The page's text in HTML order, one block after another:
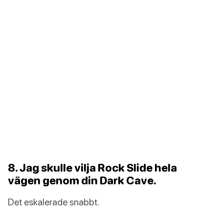
8. Jag skulle vilja Rock Slide hela
vägen genom din Dark Cave.
Det eskalerade snabbt.